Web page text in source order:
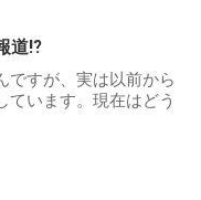
道⁉︎
ですが、実は以前から
ています。現在はどう